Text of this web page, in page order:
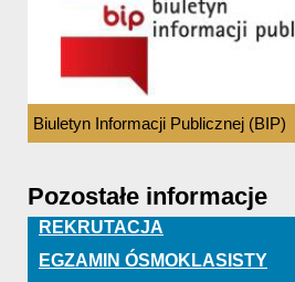
Biuletyn Informacji Publicznej (BIP)
Pozostałe informacje
REKRUTACJA
EGZAMIN ÓSMOKLASISTY